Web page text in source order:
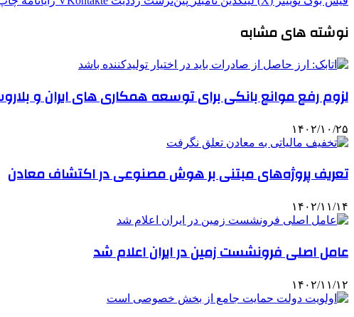
نوشته های مشابه
لزوم رفع موانع بانکی برای توسعه همکاری های ایران و
۱۴۰۲/۱۰/۲۵
تعریف پروژه‌های مبتنی بر هوش مصنوعی در اکتشاف معادن
۱۴۰۲/۱۱/۱۴
عامل اصلی فرونشست زمین در ایران اعلام شد
۱۴۰۲/۱۱/۱۲